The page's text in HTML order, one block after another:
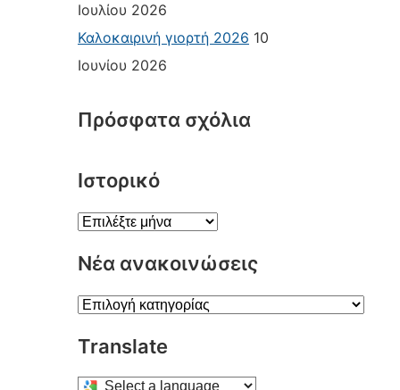
Ιουλίου 2026
Καλοκαιρινή γιορτή 2026 10
Ιουνίου 2026
Πρόσφατα σχόλια
Ιστορικό
Ιστορικό
Νέα ανακοινώσεις
Νέα
Translate
Select